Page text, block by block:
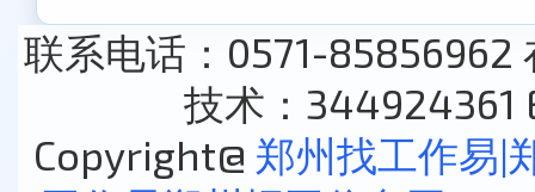
联系电话：0571-85856962
技术：344924361
Copyright@ 郑州找工作易|